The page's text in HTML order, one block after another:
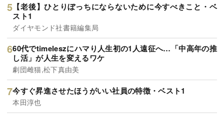
【老後】ひとりぼっちにならないために今すべきこと・ベ
スト1
ダイヤモンド社書籍編集局
60代でtimeleszにハマり人生初の1人遠征へ…「中高年の推
し活」が人生を変えるワケ
劇団雌猫,松下真由美
今すぐ昇進させたほうがいい社員の特徴・ベスト1
本田淳也